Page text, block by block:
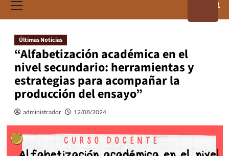
Últimas Noticias
“Alfabetización académica en el
nivel secundario: herramientas y
estrategias para acompañar la
producción del ensayo”
administrador 12/08/2024
Investig